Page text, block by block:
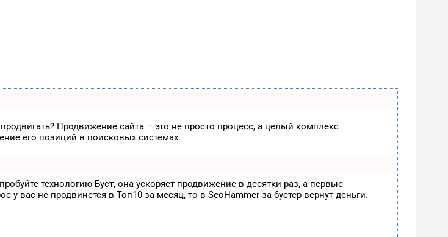
Продвижение сайта – это не просто процесс, а целый комплекс
его позиций в поисковых системах.
технологию Буст, она ускоряет продвижение в десятки раз, а первые
у вас не продвинется в Топ10 за месяц, то в SeoHammer за бустер вернут деньги.